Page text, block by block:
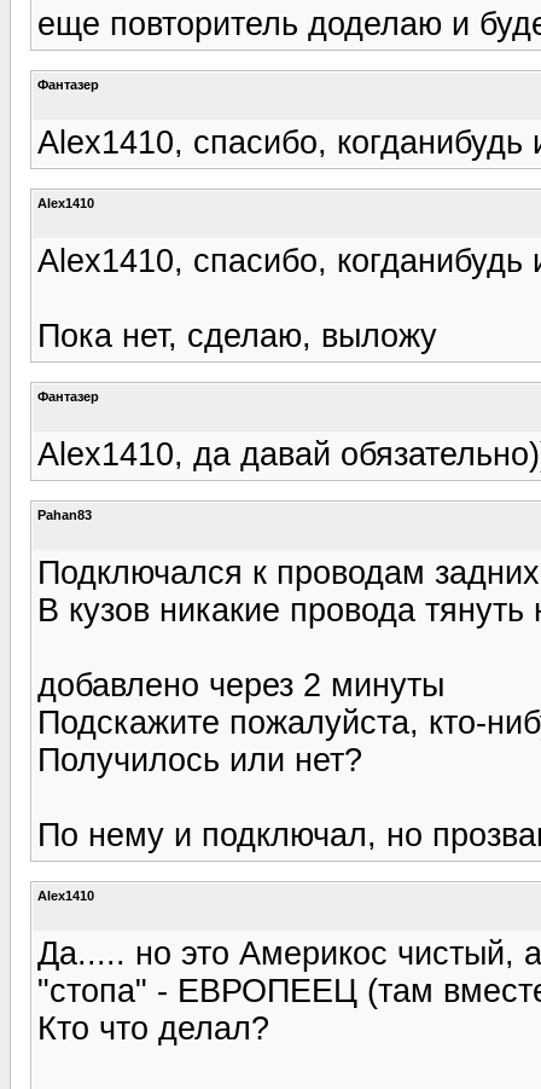
еще повторитель доделаю и
Фантазер
Alex1410, спасибо,
Alex1410
Alex1410, спасибо,
Пока нет, сделаю, выложу
Фантазер
Alex1410, да давай
Pahan83
Подключался к проводам
В кузов никакие провода
добавлено через 2 минуты
Подскажите пожалуйста, кто-
Получилось или нет?
По нему и подключал, но
Alex1410
Да..... но это Америкос чистый,
"стопа" - ЕВРОПЕЕЦ (там
Кто что делал?